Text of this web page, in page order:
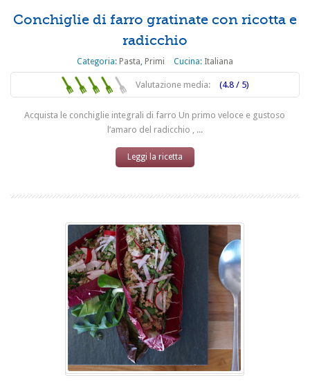
Conchiglie di farro gratinate con ricotta e
radicchio
Categoria: Pasta Primi Cucina: Italiana
Valutazione media: (4.8 / 5)
Acquista le conchiglie integrali di farro Un primo veloce e gustoso
l’amaro del radicchio , ...
Leggi la ricetta